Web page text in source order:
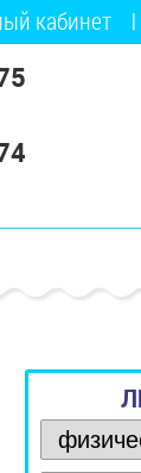
кабинет